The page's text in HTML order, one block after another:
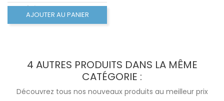
AJOUTER AU PANIER
4 AUTRES PRODUITS DANS LA MÊME
CATÉGORIE :
Découvrez tous nos nouveaux produits au meilleur prix